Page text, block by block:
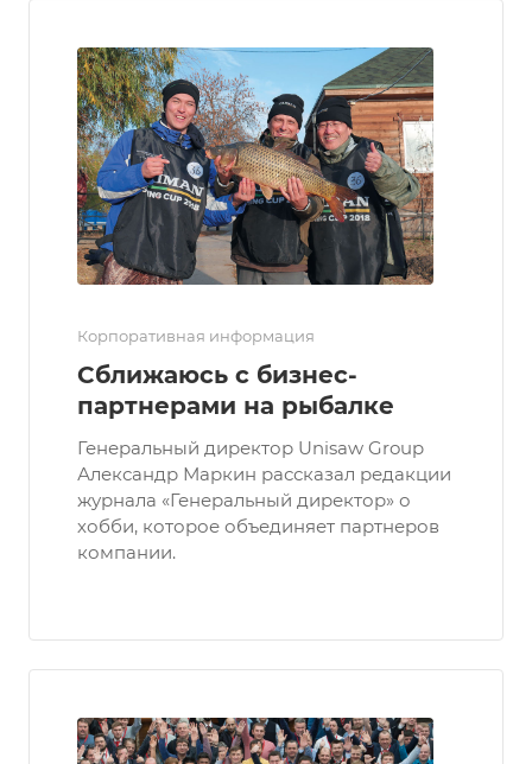
Корпоративная информация
Сближаюсь с бизнес-
партнерами на рыбалке
Генеральный директор Unisaw Group
Александр Маркин рассказал редакции
журнала «Генеральный директор» о
хобби, которое объединяет партнеров
компании.